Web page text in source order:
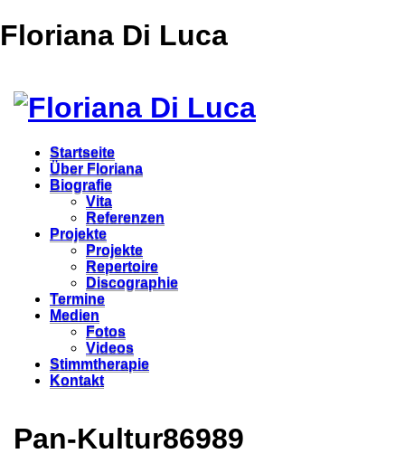
Floriana Di Luca
Startseite
Über Floriana
Biografie
Vita
Referenzen
Projekte
Projekte
Repertoire
Discographie
Termine
Medien
Fotos
Videos
Stimmtherapie
Kontakt
Pan-Kultur86989